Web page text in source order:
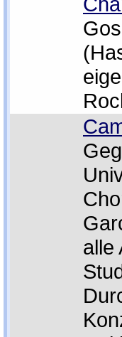
alle